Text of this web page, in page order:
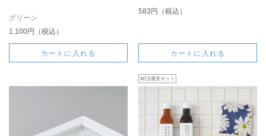
グリーン
1,100円（税込）
カートに入れる
583円（税込）
カートに入れる